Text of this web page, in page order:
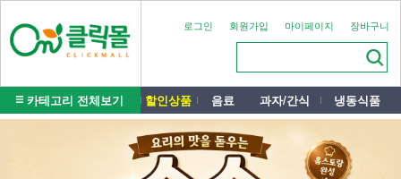
로그인 회원가입 마이페이지 장바구니
카테고리 전체보기 할인상품 음료 과자/간식 냉동식품